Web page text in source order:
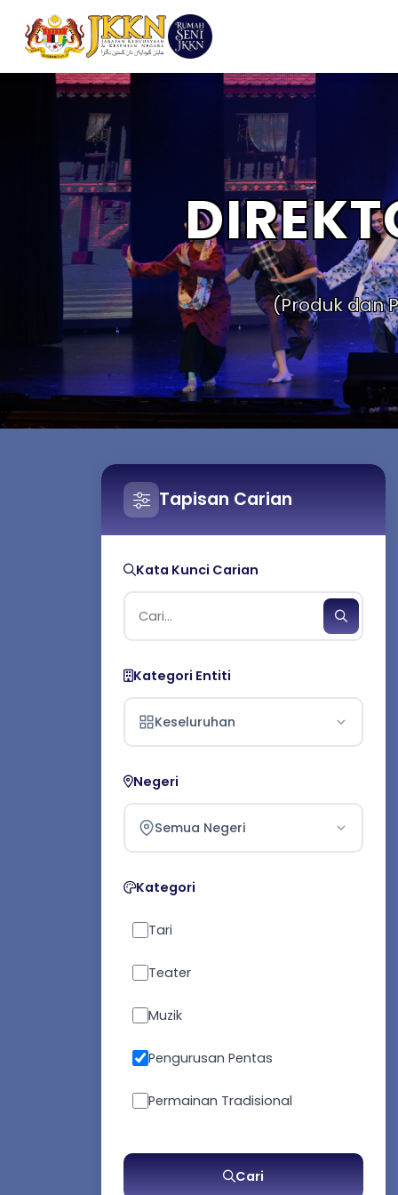
(Produk dan
Tapisan Carian
Kata Kunci Carian
Kategori Entiti
Keseluruhan
Negeri
Semua Negeri
Kategori
Tari
Teater
Muzik
Pengurusan Pentas
Permainan Tradisional
Kesusasteraan
Cari